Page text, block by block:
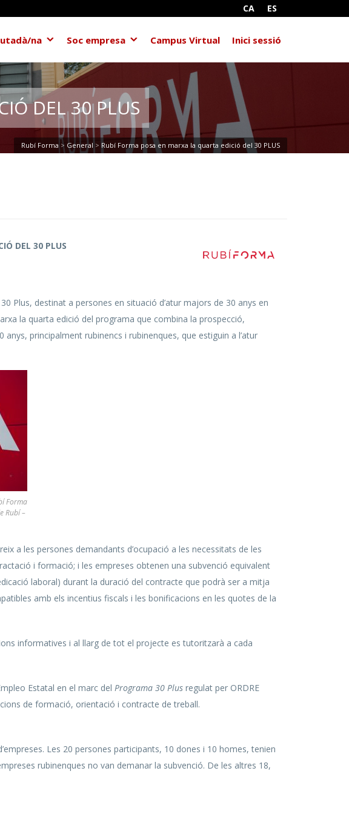
CA ES
na Soc empresa Campus Virtual Inici sessió
DEL 30 PLUS
Rubí Forma > General > Rubí Forma posa en marxa la quarta edició del 30 PLUS
DEL 30 PLUS
Plus, destinat a persones en situació d’atur majors de 30 anys en
la quarta edició del programa que combina la prospecció,
principalment rubinencs i rubinenques, que estiguin a l’atur
Forma
Rubí –
a les persones demandants d’ocupació a les necessitats de les
i formació; i les empreses obtenen una subvenció equivalent
laboral) durant la duració del contracte que podrà ser a mitja
amb els incentius fiscals i les bonificacions en les quotes de la
informatives i al llarg de tot el projecte es tutoritzarà a cada
Estatal en el marc del Programa 30 Plus regulat per ORDRE
de formació, orientació i contracte de treball.
Les 20 persones participants, 10 dones i 10 homes, tenien
rubinenques no van demanar la subvenció. De les altres 18,